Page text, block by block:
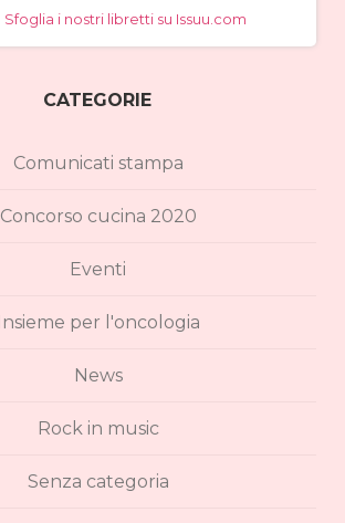
Sfoglia i nostri libretti su Issuu.com
CATEGORIE
Comunicati stampa
Concorso cucina 2020
Eventi
Insieme per l'oncologia
News
Rock in music
Senza categoria